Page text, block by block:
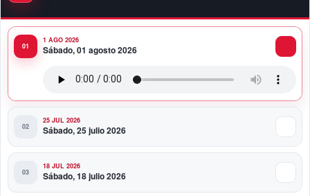
10:51 PM
Producciones Panda Rosa anuncia su
1 AGO 2026
Sábado, 01 agosto 2026
25 JUL 2026
Sábado, 25 julio 2026
18 JUL 2026
Sábado, 18 julio 2026